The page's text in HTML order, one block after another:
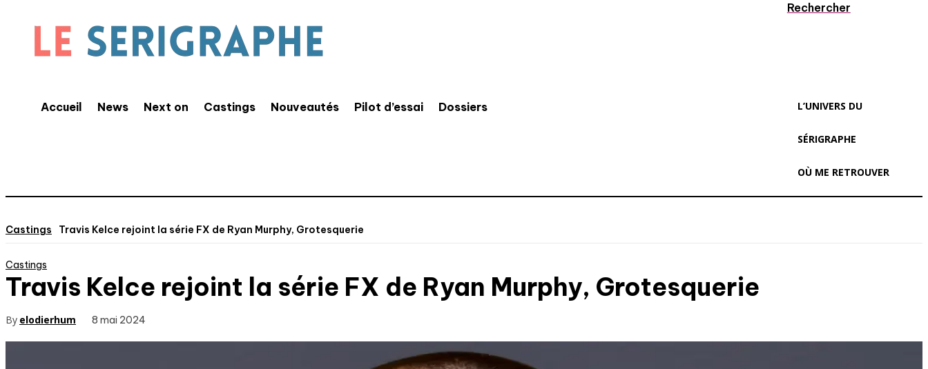
Accueil News Next on Castings Nouveautés Pilot d’essai Dossiers
Rechercher
L’UNIVERS DU
SÉRIGRAPHE
OÙ ME RETROUVER
Castings Travis Kelce rejoint la série FX de Ryan Murphy, Grotesquerie
Castings
Travis Kelce rejoint la série FX de Ryan Murphy, Grotesquerie
By elodierhum 8 mai 2024